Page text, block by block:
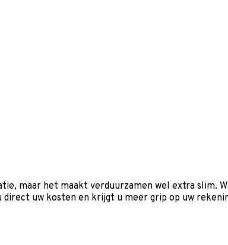
maar het maakt verduurzamen wel extra slim.
uw kosten en krijgt u meer grip op uw